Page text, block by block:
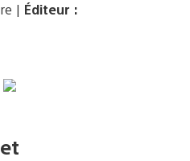
| Éditeur :